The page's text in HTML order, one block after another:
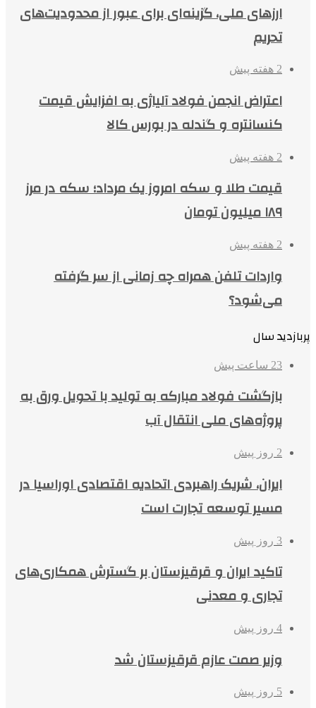
ارزهای ملی، گزینه‌ای برای عبور از محدودیت‌های
تحریم
2 هفته پیش
اعتراض انجمن فولاد آلیاژی به افزایش قیمت
کنسانتره و گندله در بورس کالا
2 هفته پیش
قیمت طلا و سکه امروز یک مرداد؛ سکه در مرز
۱۸۹ میلیون تومان
2 هفته پیش
واردات تلفن همراه چه زمانی از سر گرفته
می‌شود؟
پربازدید سال
23 ساعت پیش
بازگشت فولاد مبارکه به تولید با تحویل ورق به
پروژه‌های ملی انتقال آب
2 روز پیش
ایران، شریک راهبردی اتحادیه اقتصادی اوراسیا در
مسیر توسعه تجارت است
3 روز پیش
تاکید ایران و قرقیزستان بر گسترش همکاری‌های
تجاری و معدنی
4 روز پیش
وزیر صمت عازم قرقیزستان شد
5 روز پیش